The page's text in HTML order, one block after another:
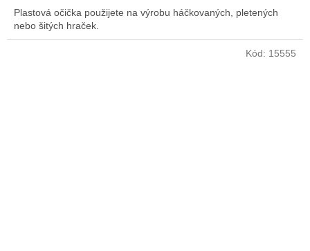
Plastová očička použijete na výrobu háčkovaných, pletených
nebo šitých hraček.
Kód: 15555